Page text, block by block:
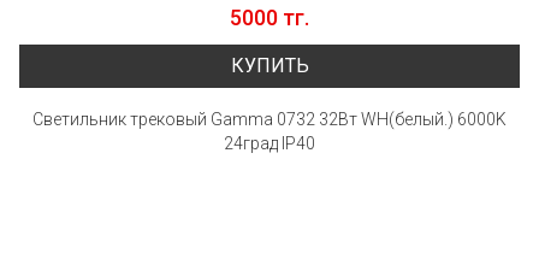
5000 тг.
КУПИТЬ
Светильник трековый Gamma 0732 32Вт WH(белый.) 6000K
24град IP40